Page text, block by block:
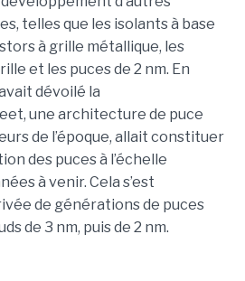
telles que les isolants à base
à grille métallique, les
et les puces de 2 nm. En
dévoilé la
une architecture de puce
de l’époque, allait constituer
des puces à l’échelle
à venir. Cela s’est
de générations de puces
de 3 nm, puis de 2 nm.